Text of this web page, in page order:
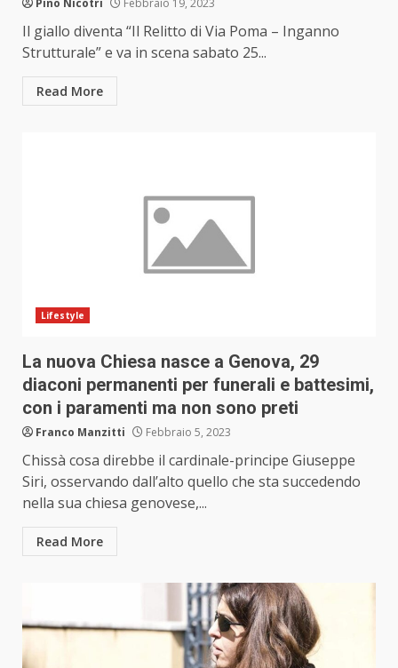
Pino Nicotri Febbraio 19, 2023
Il giallo diventa “Il Relitto di Via Poma – Inganno
Strutturale” e va in scena sabato 25...
Read More
Lifestyle
La nuova Chiesa nasce a Genova, 29
diaconi permanenti per funerali e battesimi,
con i paramenti ma non sono preti
Franco Manzitti Febbraio 5, 2023
Chissà cosa direbbe il cardinale-principe Giuseppe
Siri, osservando dall’alto quello che sta succedendo
nella sua chiesa genovese,...
Read More